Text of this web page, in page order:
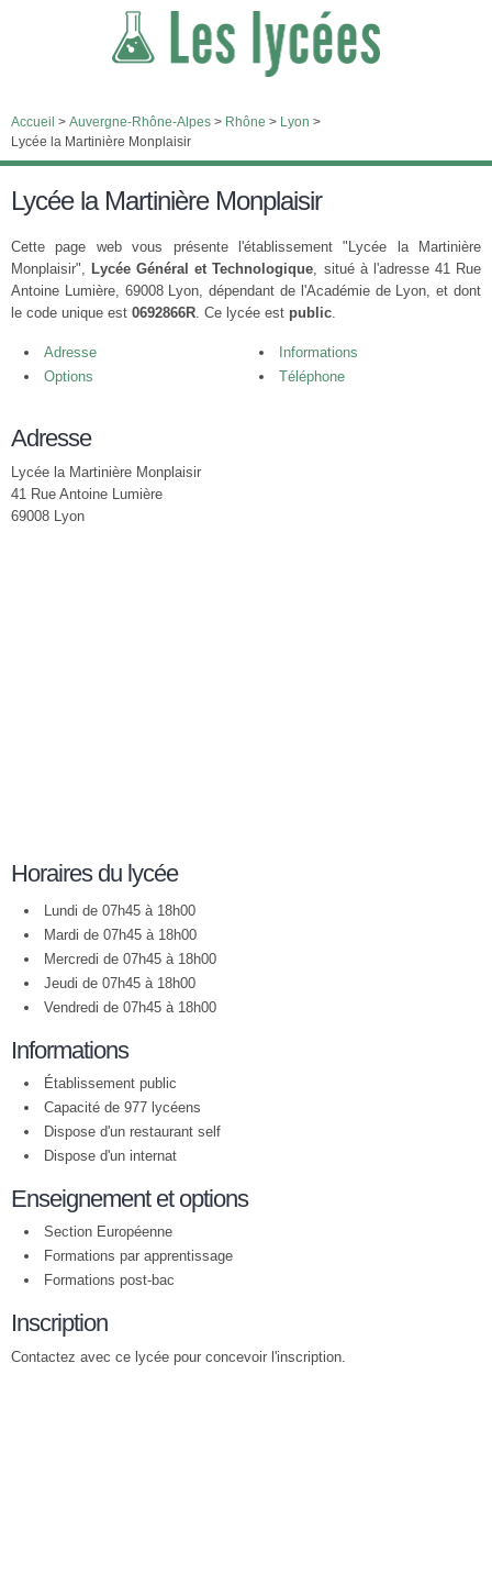
Accueil > Auvergne-Rhône-Alpes > Rhône > Lyon >
Lycée la Martinière Monplaisir
Lycée la Martinière Monplaisir
Cette page web vous présente l'établissement "Lycée la Martinière
Monplaisir", Lycée Général et Technologique, situé à l'adresse 41 Rue
Antoine Lumière, 69008 Lyon, dépendant de l'Académie de Lyon, et dont
le code unique est 0692866R. Ce lycée est public.
Adresse
Informations
Options
Téléphone
Adresse
Lycée la Martinière Monplaisir
41 Rue Antoine Lumière
69008 Lyon
Horaires du lycée
Lundi de 07h45 à 18h00
Mardi de 07h45 à 18h00
Mercredi de 07h45 à 18h00
Jeudi de 07h45 à 18h00
Vendredi de 07h45 à 18h00
Informations
Établissement public
Capacité de 977 lycéens
Dispose d'un restaurant self
Dispose d'un internat
Enseignement et options
Section Européenne
Formations par apprentissage
Formations post-bac
Inscription
Contactez avec ce lycée pour concevoir l'inscription.